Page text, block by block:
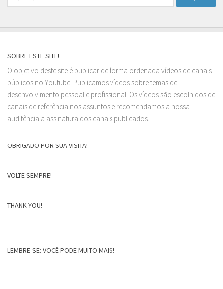
por:
SOBRE ESTE SITE!
O objetivo deste site é publicar de forma ordenada vídeos de canais
públicos no Youtube. Publicamos vídeos sobre temas de
desenvolvimento pessoal e profissional. Os vídeos são escolhidos de
canais de referência nos assuntos e recomendamos a nossa
auditência a assinatura dos canais publicados.
OBRIGADO POR SUA VISITA!
VOLTE SEMPRE!
THANK YOU!
LEMBRE-SE: VOCÊ PODE MUITO MAIS!